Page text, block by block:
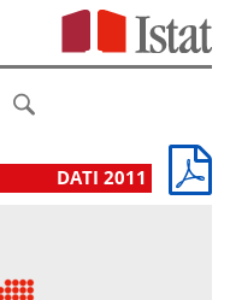
DATI 2011